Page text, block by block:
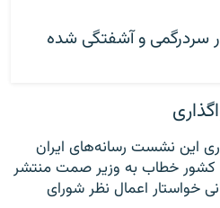
سردرگمی و آشفتگی شده
این نشست رسانه‌های ایران
کشور خطاب به وزیر صمت منتشر
خواستار اعمال نظر شورای